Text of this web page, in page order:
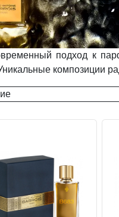
подход к
композиции